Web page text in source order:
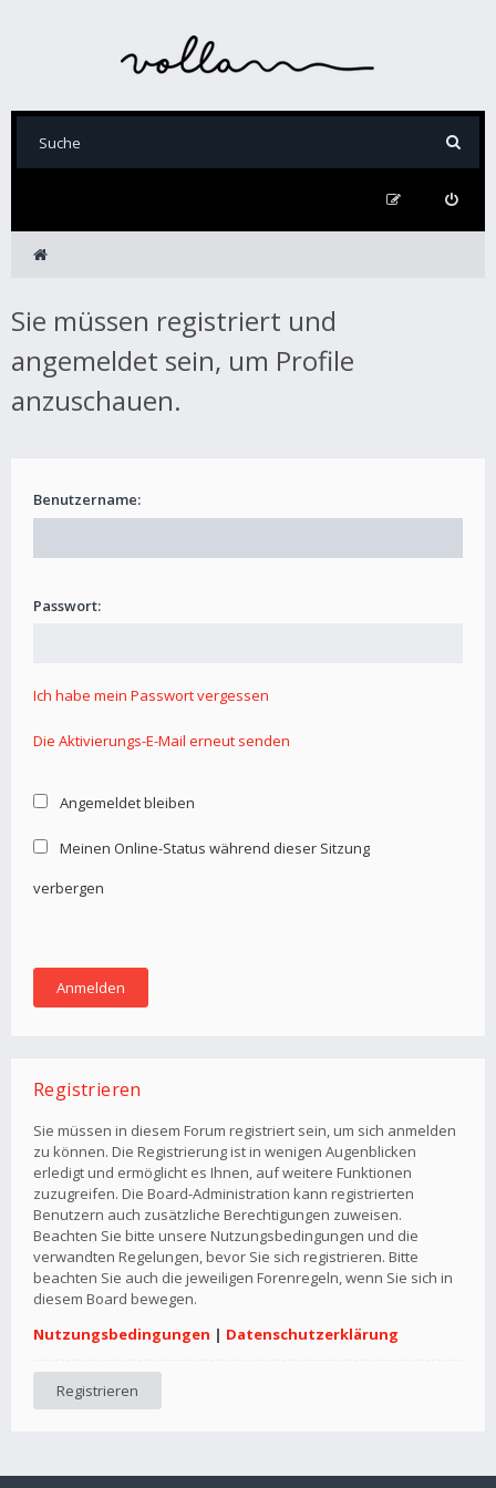
Sie müssen registriert und
angemeldet sein, um Profile
anzuschauen.
Benutzername:
Passwort:
Ich habe mein Passwort vergessen
Die Aktivierungs-E-Mail erneut senden
Angemeldet bleiben
Meinen Online-Status während dieser Sitzung
verbergen
Registrieren
Sie müssen in diesem Forum registriert sein, um sich anmelden
zu können. Die Registrierung ist in wenigen Augenblicken
erledigt und ermöglicht es Ihnen, auf weitere Funktionen
zuzugreifen. Die Board-Administration kann registrierten
Benutzern auch zusätzliche Berechtigungen zuweisen.
Beachten Sie bitte unsere Nutzungsbedingungen und die
verwandten Regelungen, bevor Sie sich registrieren. Bitte
beachten Sie auch die jeweiligen Forenregeln, wenn Sie sich in
diesem Board bewegen.
Nutzungsbedingungen | Datenschutzerklärung
Registrieren